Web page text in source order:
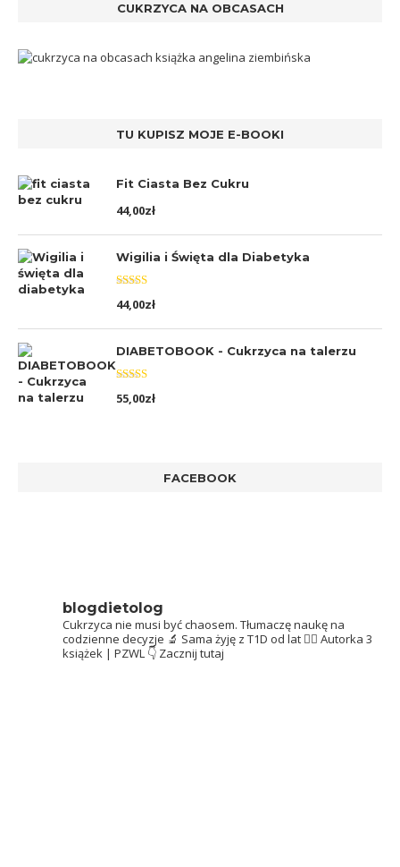
CUKRZYCA NA OBCASACH
TU KUPISZ MOJE E-BOOKI
Fit Ciasta Bez Cukru
44,00zł
Wigilia i Święta dla Diabetyka
Oceniono
5.00na 5
44,00zł
DIABETOBOOK - Cukrzyca na talerzu
Oceniono
5.00na 5
55,00zł
FACEBOOK
blogdietolog
Cukrzyca nie musi być chaosem. Tłumaczę naukę na
codzienne decyzje 🔬 Sama żyję z T1D od lat 👩‍⚕️ Autorka 3
książek | PZWL 👇 Zacznij tutaj